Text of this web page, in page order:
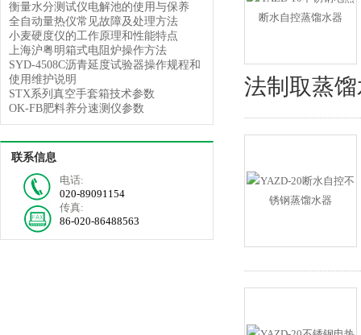
衡量水分测试仪电解池的使用与保养
全自动量热仪常见故障及处理方法
小麦硬度仪的工作原理和性能特点
上海沪粤明箱式电阻炉操作方法
SYD-4508C沥青延度试验器操作规程和
使用维护说明
STX系列真空手套箱技术参数
OK-FB肥料养分速测仪参数
联系信息
电话:
020-89091154
传真:
86-020-86488563
法制取蒸